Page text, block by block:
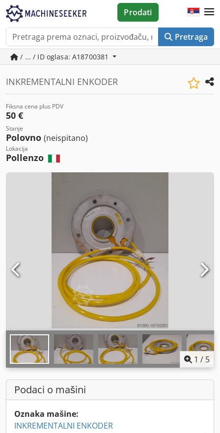
Pretraga
Prodati
/ ... / ID oglasa: A18700381
INKREMENTALNI ENKODER
Fiksna cena plus PDV
50 €
Stanje
Polovno (neispitano)
Lokacija
Pollenzo
1 / 5
Podaci o mašini
Oznaka mašine:
INKREMENTALNI ENKODER